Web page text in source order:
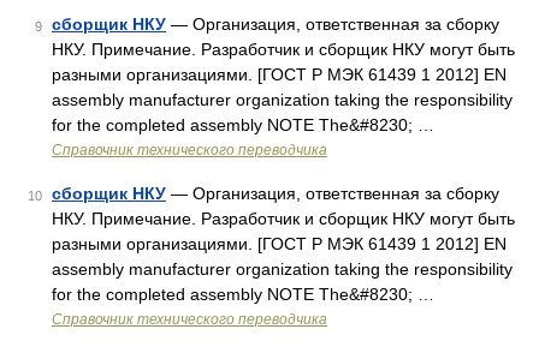
9 сборщик НКУ — Организация, ответственная за сборку
НКУ. Примечание. Разработчик и сборщик НКУ могут быть
разными организациями. [ГОСТ Р МЭК 61439 1 2012] EN
assembly manufacturer organization taking the responsibility
for the completed assembly NOTE The&#8230; …
Справочник технического переводчика
10 сборщик НКУ — Организация, ответственная за сборку
НКУ. Примечание. Разработчик и сборщик НКУ могут быть
разными организациями. [ГОСТ Р МЭК 61439 1 2012] EN
assembly manufacturer organization taking the responsibility
for the completed assembly NOTE The&#8230; …
Справочник технического переводчика